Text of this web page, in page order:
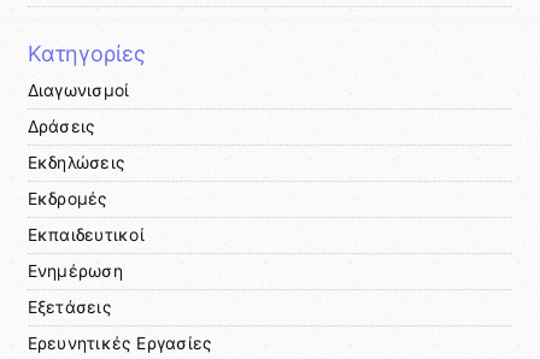
Κατηγορίες
Διαγωνισμοί
Δράσεις
Εκδηλώσεις
Εκδρομές
Εκπαιδευτικοί
Ενημέρωση
Εξετάσεις
Ερευνητικές Εργασίες